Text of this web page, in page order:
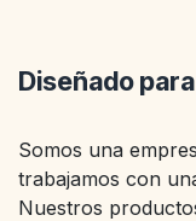
Diseñado
Somos una
trabajamos con
Nuestros